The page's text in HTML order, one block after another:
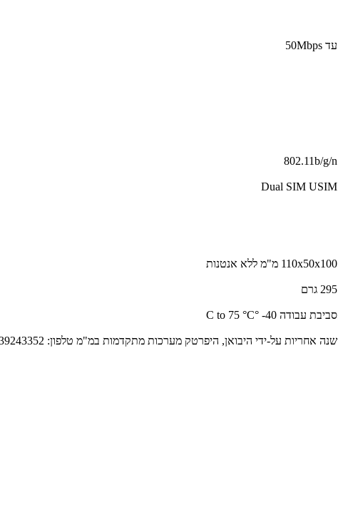
עד 50Mbps
802.11b/g/n
Dual SIM USIM
110x50x100 מ"מ ללא אנטנות
295 גרם
סביבת עבודה 40- °C to 75 °C
שנה אחריות על-ידי היבואן, היפרטק מערכות מתקדמות במ"מ טלפון: 039243352